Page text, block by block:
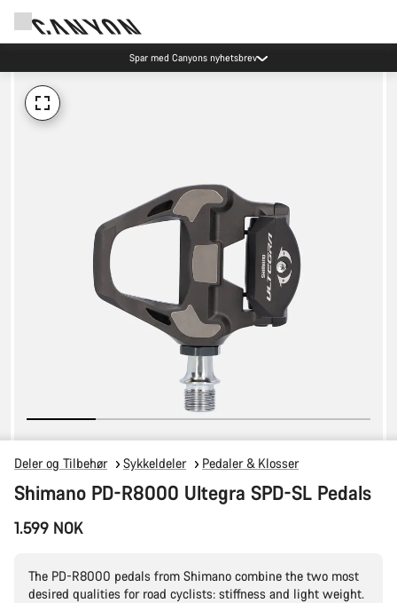
Spar med Canyons nyhetsbrev
Deler og Tilbehør Sykkeldeler Pedaler & Klosser
Shimano PD-R8000 Ultegra SPD-SL Pedals
1.599 NOK
The PD-R8000 pedals from Shimano combine the two most
desired qualities for road cyclists: stiffness and light weight.